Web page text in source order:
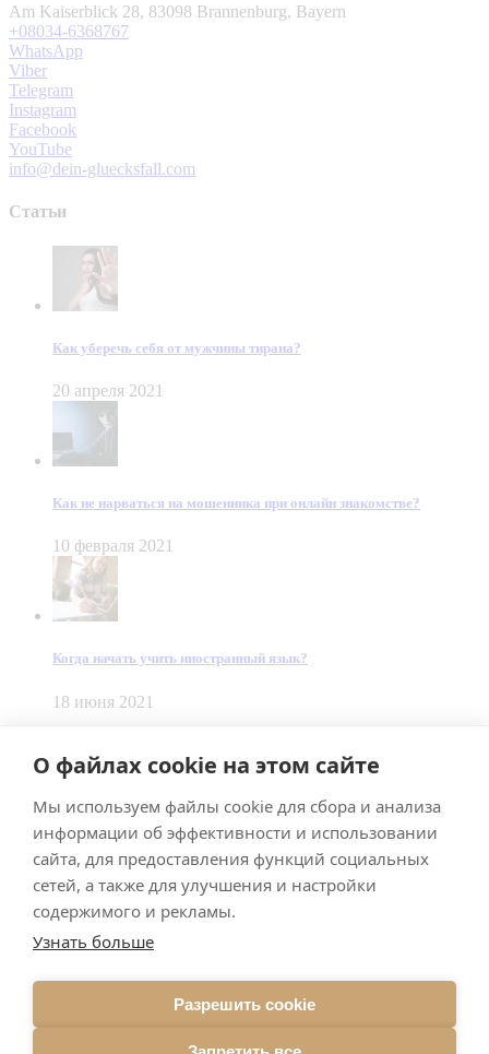
О файлах cookie на этом сайте
Мы используем файлы cookie для сбора и анализа
информации об эффективности и использовании
сайта, для предоставления функций социальных
сетей, а также для улучшения и настройки
содержимого и рекламы.
Узнать больше
Разрешить cookie
Am Kaiserblick 28, 83098 Brannenburg, Bayern
+08034-6368767
WhatsApp
Viber
Telegram
Instagram
Facebook
YouTube
info@dein-gluecksfall.com
Статьи
Как уберечь себя от мужчины тирана?
20 апреля 2021
Как не нарваться на мошенника при онлайн знакомстве?
10 февраля 2021
Когда начать учить иностранный язык?
18 июня 2021
Made bySmart Team
ImpressumDatenschutz
Подписывайтесь на меня в Телеграм
Подписаться